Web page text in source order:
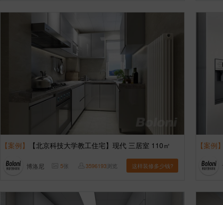
【案例】 【北京科技大学教工住宅】现代 三居室 110㎡
博洛尼 5张 3596193浏览 这样装修多少钱?
【案例